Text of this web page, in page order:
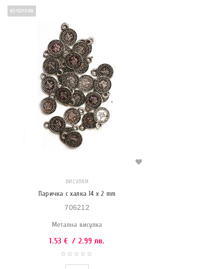
ИЗЧЕРПАН
ВИСУЛКИ
Паричка с халка 14 x 2 mm
706212
Метална висулка
1.53 € / 2.99 лв.